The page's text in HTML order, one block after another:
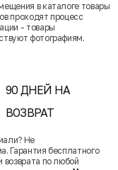
в каталоге товары
проходят процесс
- товары
фотографиям.
90 ДНЕЙ НА
ВОЗВРАТ
Не
Гарантия бесплатного
возврата по любой